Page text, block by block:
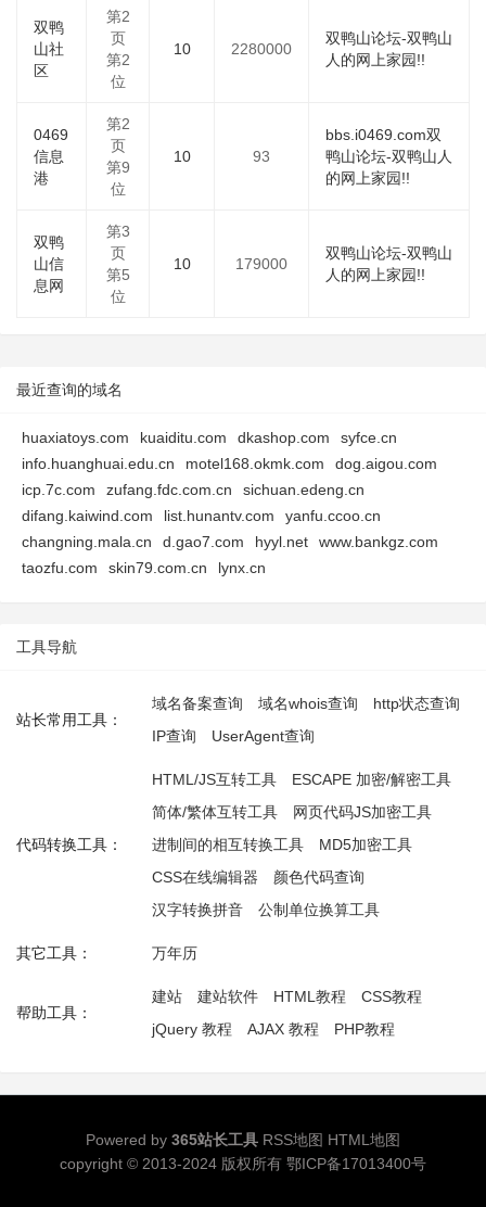
双鸭
山社
区
第2
页
第2
位
10 2280000
双鸭山论坛-双鸭山
人的网上家园!!
0469
信息
港
第2
页
第9
位
10 93
bbs.i0469.com双
鸭山论坛-双鸭山人
的网上家园!!
双鸭
山信
息网
第3
页
第5
位
10 179000
双鸭山论坛-双鸭山
人的网上家园!!
最近查询的域名
huaxiatoys.com kuaiditu.com dkashop.com
syfce.cn
info.huanghuai.edu.cn
motel168.okmk.com
dog.aigou.com
icp.7c.com
zufang.fdc.com.cn
sichuan.edeng.cn
difang.kaiwind.com
list.hunantv.com
yanfu.ccoo.cn
changning.mala.cn
d.gao7.com hyyl.net
www.bankgz.com
taozfu.com
skin79.com.cn lynx.cn
工具导航
站长常用工具：
域名备案查询 域名whois查询
http状态查询
IP查询
UserAgent查询
代码转换工具：
HTML/JS互转工具
ESCAPE 加密/解密工具
简体/繁体互转工具
网页代码JS加密工具
进制间的相互转换工具
MD5加密工具
CSS在线编辑器
颜色代码查询
汉字转换拼音
公制单位换算工具
其它工具： 万年历
帮助工具：
建站 建站软件 HTML教程
CSS教程
jQuery 教程
AJAX 教程 PHP教程
Powered by 365站长工具 RSS地图 HTML地图
copyright © 2013-2024 版权所有 鄂ICP备17013400号